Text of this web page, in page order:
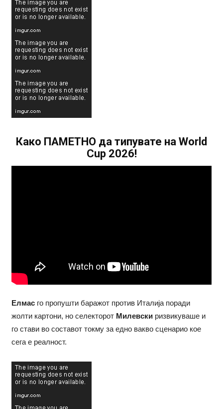
Како ПАМЕТНО да типувате на World
Cup 2026!
Елмас го пропушти баражот против Италија поради
жолти картони, но селекторот Милевскиризвикуваше и
го стави во составот токму за едно вакво сценарио кое
сега е реалност.